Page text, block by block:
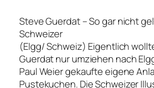
Steve Guerdat – So gar nicht
Schweizer
(Elgg/ Schweiz) Eigentlich
Guerdat nur umziehen nach
Paul Weier gekaufte eigene
Pustekuchen. Die Schweizer